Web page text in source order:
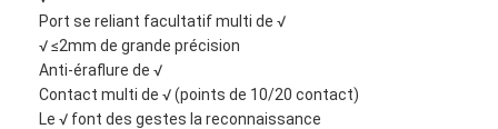
Port se reliant facultatif multi de √
√ ≤2mm de grande précision
Anti-éraflure de √
Contact multi de √ (points de 10/20 contact)
Le √ font des gestes la reconnaissance